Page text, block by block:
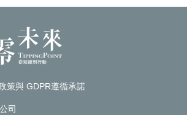
策與 GDPR遵循承諾
司